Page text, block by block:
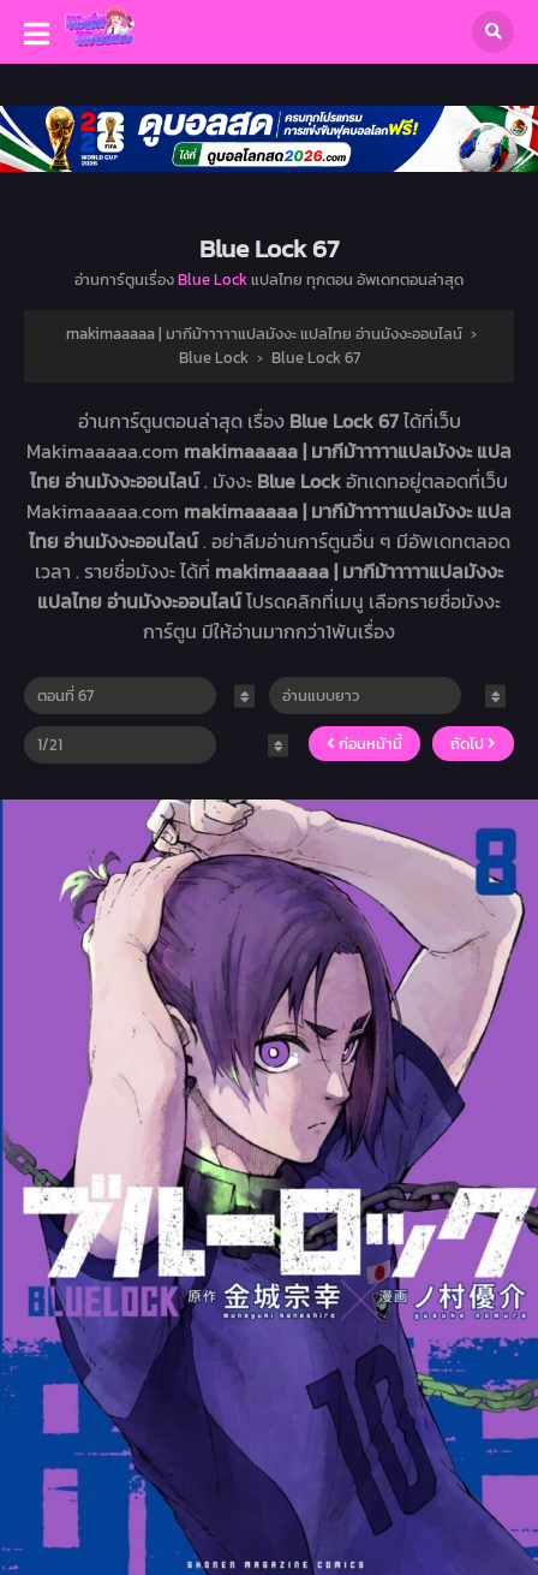
Blue Lock 67
อ่านการ์ตูนเรื่องBlue Lockแปลไทย ทุกตอน อัพเดทตอนล่าสุด
makimaaaaa | มากีม้าาาาาแปลมังงะ แปลไทย อ่านมังงะออนไลน์ ›
Blue Lock › Blue Lock 67
อ่านการ์ตูนตอนล่าสุด เรื่อง Blue Lock 67ได้ที่เว็บ
Makimaaaaa.com makimaaaaa | มากีม้าาาาาแปลมังงะ แปล
ไทย อ่านมังงะออนไลน์. มังงะ Blue Lockอัทเดทอยู่ตลอดที่เว็บ
Makimaaaaa.com makimaaaaa | มากีม้าาาาาแปลมังงะ แปล
ไทย อ่านมังงะออนไลน์. อย่าลืมอ่านการ์ตูนอื่น ๆ มีอัพเดทตลอด
เวลา . รายชื่อมังงะ ได้ที่ makimaaaaa | มากีม้าาาาาแปลมังงะ
แปลไทย อ่านมังงะออนไลน์โปรดคลิกที่เมนู เลือกรายชื่อมังงะ
การ์ตูน มีให้อ่านมากกว่า1พันเรื่อง
ก่อนหน้านี้ ถัดไป